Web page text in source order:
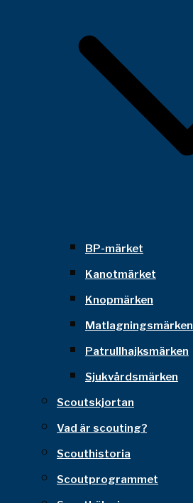
BP-märket
Kanotmärket
Knopmärken
Matlagningsmärken
Patrullhajksmärken
Sjukvårdsmärken
Scoutskjortan
Vad är scouting?
Scouthistoria
Scoutprogrammet